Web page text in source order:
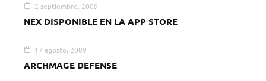
2 septiembre, 2009
NEX DISPONIBLE EN LA APP STORE
17 agosto, 2009
ARCHMAGE DEFENSE